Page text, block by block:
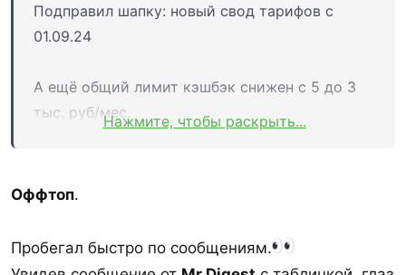
Подправил шапку: новый свод тарифов с
01.09.24
А ещё общий лимит кэшбэк снижен с 5 до 3
тыс. руб/мес.
2024:
офиса и школы(МСС 5943) –10%
Нажмите, чтобы раскрыть...
Оффтоп.
Пробегал быстро по сообщениям.